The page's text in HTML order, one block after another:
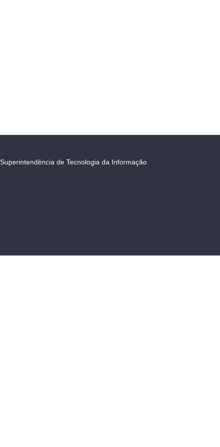
Superintendência de Tecnologia da Informação